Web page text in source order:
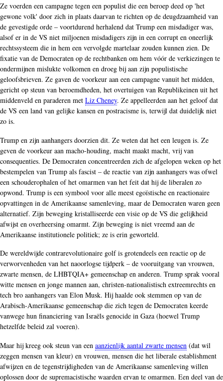
Ze voerden een campagne tegen een populist die een beroep deed op 'het
gewone volk' door zich in plaats daarvan te richten op de deugdzaamheid van
de gevestigde orde – voortdurend herhalend dat Trump een misdadiger was,
alsof er in de VS niet miljoenen misdadigers zijn in een corrupt en oneerlijk
rechtssysteem die in hem een vervolgde martelaar zouden kunnen zien. De
fixatie van de Democraten op de rechtbanken om hem vóór de verkiezingen te
ondermijnen mislukte volkomen en droeg bij aan zijn populistische
geloofsbrieven. Ze gaven de voorkeur aan een campagne vanuit het midden,
gericht op steun van beroemdheden, het overtuigen van Republikeinen uit het
middenveld en paraderen met Liz Cheney. Ze appelleerden aan het geloof dat
de VS een land van gelijke kansen en postracisme is, terwijl dat duidelijk niet
zo is.
Trump en zijn aanhangers doorzien dit. Ze weten dat het een leugen is. Ze
geven de voorkeur aan macho-houding, macht maakt macht, vrij van
consequenties. De Democraten concentreerden zich de afgelopen weken op het
bestempelen van Trump als fascist – de reactie van zijn aanhangers was ofwel
een schouderophalen of het omarmen van het feit dat hij de liberalen zo
opwond. Trump is een symbool voor alle meest egoïstische en reactionaire
opvattingen in de Amerikaanse samenleving, maar de Democraten waren geen
alternatief. Zijn beweging kristalliseerde een visie op de VS die gelijkheid
afwijst en overheersing omarmt. Zijn beweging is niet vreemd aan de
Amerikaanse institutionele politiek; ze is erin geworteld.
De wereldwijde contrarevolutionaire golf is grotendeels een reactie op de
verworvenheden van het naoorlogse tijdperk – de vooruitgang van vrouwen,
zwarte mensen, de LHBTQIA+ gemeenschap en anderen. Trump sprak vooral
witte mensen en jonge mannen aan, christen-nationalistisch extreemrechts en
tech bro aanhangers van Elon Musk. Hij haalde ook stemmen op van de
Arabisch-Amerikaanse gemeenschap die zich tegen de Democraten keerde
vanwege hun financiering van Israëls genocide in Gaza (hoewel Trump
hetzelfde beleid zal voeren).
Maar hij kreeg ook steun van een aanzienlijk aantal zwarte mensen (dat wil
zeggen mensen van kleur) en vrouwen, mensen die het liberale establishment
afwijzen en de tegenstrijdigheden van de Amerikaanse samenleving willen
oplossen door de supremacistische waarden ervan te omarmen. Een deel van de